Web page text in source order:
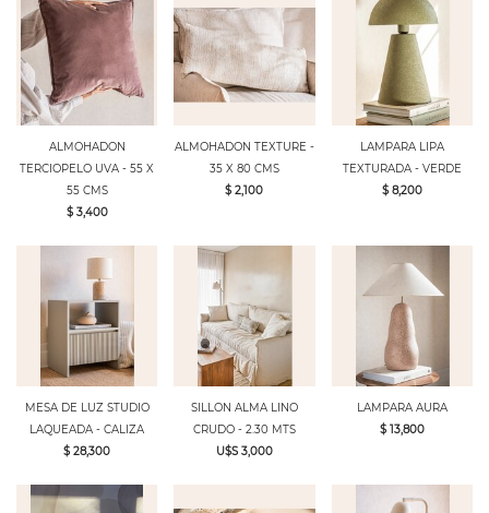
ALMOHADON
TERCIOPELO UVA - 55 X
55 CMS
$ 3,400
ALMOHADON TEXTURE -
35 X 80 CMS
$ 2,100
LAMPARA LIPA
TEXTURADA - VERDE
$ 8,200
MESA DE LUZ STUDIO
LAQUEADA - CALIZA
$ 28,300
SILLON ALMA LINO
CRUDO - 2.30 MTS
U$S 3,000
LAMPARA AURA
$ 13,800